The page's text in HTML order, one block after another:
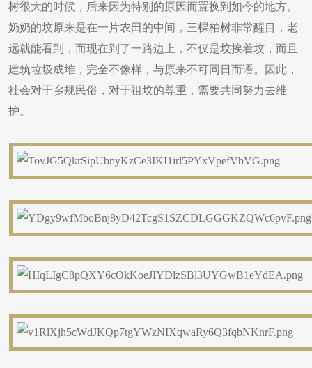
树很大的时候，后来因为特别的原因而置换到如今的地方。
奶奶的坟原来是在一片农田的中间，三棵柏树非常醒目，老
远就能看到，而现在到了一路边上，不仅是坟挨着坟，而且
建筑垃圾成堆，完全不像样，与原来不可同日而语。因此，
社会对于乡规民俗，对于祖坟的尊重，需要共同努力去维
护。